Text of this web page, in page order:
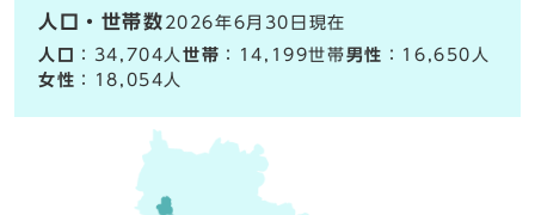
人口・世帯数 2026年6月30日現在
人口
：34,704人世帯 ：14,199世帯男性 ：16,650人
女性 ：18,054人